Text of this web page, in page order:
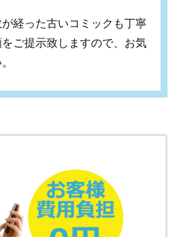
経った古いコミックも丁寧
ご提示致しますので、お気